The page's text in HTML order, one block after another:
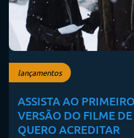
lançamentos
ASSISTA AO
VERSÃO DO FILME
QUERO ACREDITAR